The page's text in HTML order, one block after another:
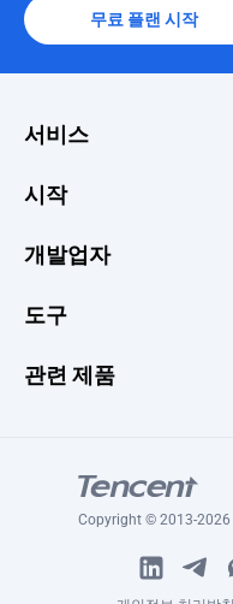
무료 플랜 시작
서비스
에지 가속 및 보안
가장자리 함수
시작
가격
콘솔
개발업자
문서
블로그
도구
웹사이트 속도 테스트
HLS 플레이어
핑 테스트
SSL 인증서 검사기
관련 제품
Tencent VooV Meeting
Copyright © 2013-2026